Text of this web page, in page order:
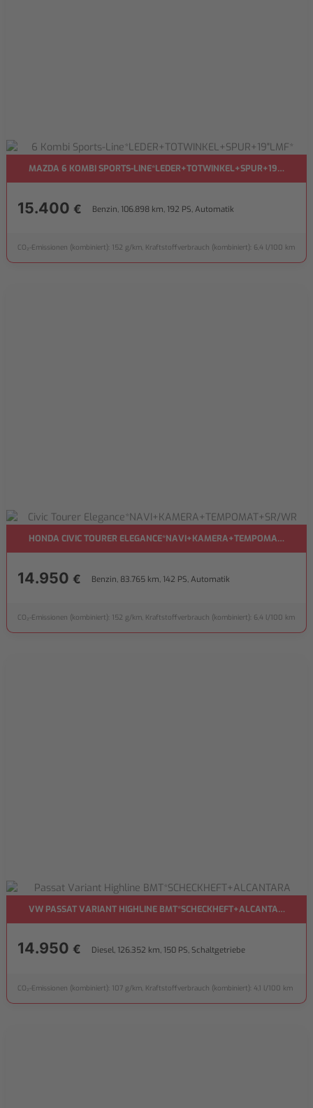
MAZDA 6 KOMBI SPORTS-LINE*LEDER+TOTWINKEL+SPUR+19"LMF*
15.400 € Benzin, 106.898 km, 192 PS, Automatik
CO₂-Emissionen (kombiniert): 152 g/km, Kraftstoffverbrauch (kombiniert): 6,4 l/100 km
HONDA CIVIC TOURER ELEGANCE*NAVI+KAMERA+TEMPOMAT+SR/
14.950 € Benzin, 83.765 km, 142 PS, Automatik
CO₂-Emissionen (kombiniert): 152 g/km, Kraftstoffverbrauch (kombiniert): 6,4 l/100 km
VW PASSAT VARIANT HIGHLINE BMT*SCHECKHEFT+ALCANTARA
14.950 € Diesel, 126.352 km, 150 PS, Schaltgetriebe
CO₂-Emissionen (kombiniert): 107 g/km, Kraftstoffverbrauch (kombiniert): 4,1 l/100 km